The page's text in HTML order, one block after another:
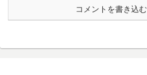
コメントを書き込む